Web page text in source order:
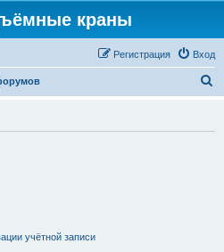
краны
Вход
Регистрация
учётной записи